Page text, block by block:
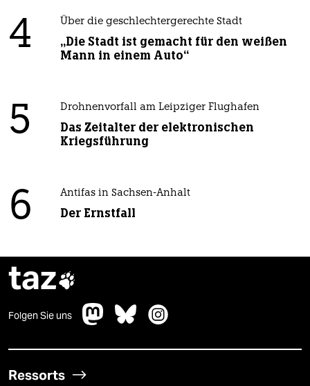
4 Über die geschlechtergerechte Stadt
„Die Stadt ist gemacht für den weißen
Mann in einem Auto“
5 Drohnenvorfall am Leipziger Flughafen
Das Zeitalter der elektronischen
Kriegsführung
6 Antifas in Sachsen-Anhalt
Der Ernstfall
taz
Folgen Sie uns
Ressorts